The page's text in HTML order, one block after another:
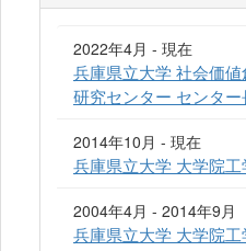
2022年4月 - 現在
兵庫県立大学 社会価
研究センター センター
2014年10月 - 現在
兵庫県立大学 大学院
2004年4月 - 2014年9月
兵庫県立大学 大学院